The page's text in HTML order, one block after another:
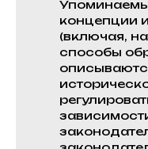
концепции
(включая,
способы